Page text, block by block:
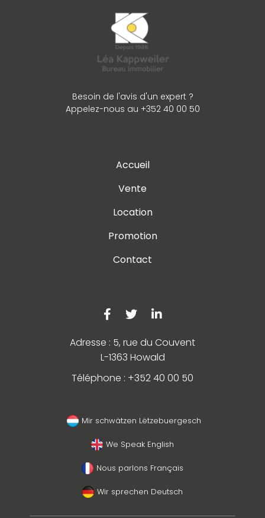
Besoin de l'avis d'un expert ?
Appelez-nous au +352 40 00 50
Accueil
Vente
Location
Promotion
Contact
Adresse : 5, rue du Couvent
L-1363 Howald
Téléphone : +352 40 00 50
Mir schwätzen Lëtzebuergesch
We Speak English
Nous parlons Français
Wir sprechen Deutsch